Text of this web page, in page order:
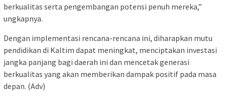
berkualitas serta pengembangan potensi penuh mereka,”
ungkapnya.
Dengan implementasi rencana-rencana ini, diharapkan mutu
pendidikan di Kaltim dapat meningkat, menciptakan investasi
jangka panjang bagi daerah ini dan mencetak generasi
berkualitas yang akan memberikan dampak positif pada masa
depan. (Adv)